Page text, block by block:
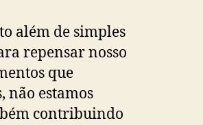
além de simples
repensar nosso
que
não estamos
contribuindo